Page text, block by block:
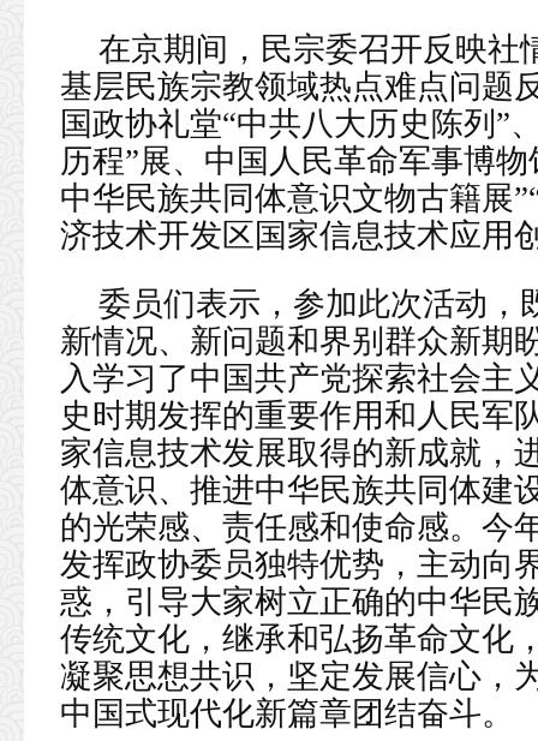
在京期间，民宗委召开反映社
基层民族宗教领域热点难点问题
国政协礼堂“中共八大历史陈列”
历程”展、中国人民革命军事博
中华民族共同体意识文物古籍展
济技术开发区国家信息技术应用
委员们表示，参加此次活动，
新情况、新问题和界别群众新期
入学习了中国共产党探索社会主
史时期发挥的重要作用和人民军
家信息技术发展取得的新成就，
体意识、推进中华民族共同体建
的光荣感、责任感和使命感。今
发挥政协委员独特优势，主动向
惑，引导大家树立正确的中华民
传统文化，继承和弘扬革命文化
凝聚思想共识，坚定发展信心，
中国式现代化新篇章团结奋斗。